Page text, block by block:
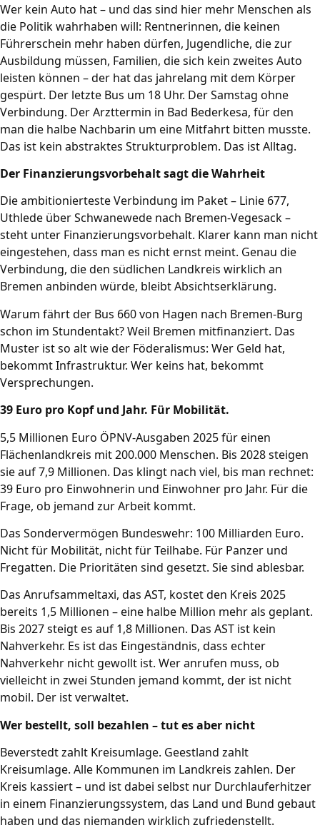
Wer kein Auto hat – und das sind hier mehr Menschen als
die Politik wahrhaben will: Rentnerinnen, die keinen
Führerschein mehr haben dürfen, Jugendliche, die zur
Ausbildung müssen, Familien, die sich kein zweites Auto
leisten können – der hat das jahrelang mit dem Körper
gespürt. Der letzte Bus um 18 Uhr. Der Samstag ohne
Verbindung. Der Arzttermin in Bad Bederkesa, für den
man die halbe Nachbarin um eine Mitfahrt bitten musste.
Das ist kein abstraktes Strukturproblem. Das ist Alltag.
Der Finanzierungsvorbehalt sagt die Wahrheit
Die ambitionierteste Verbindung im Paket – Linie 677,
Uthlede über Schwanewede nach Bremen-Vegesack –
steht unter Finanzierungsvorbehalt. Klarer kann man nicht
eingestehen, dass man es nicht ernst meint. Genau die
Verbindung, die den südlichen Landkreis wirklich an
Bremen anbinden würde, bleibt Absichtserklärung.
Warum fährt der Bus 660 von Hagen nach Bremen-Burg
schon im Stundentakt? Weil Bremen mitfinanziert. Das
Muster ist so alt wie der Föderalismus: Wer Geld hat,
bekommt Infrastruktur. Wer keins hat, bekommt
Versprechungen.
39 Euro pro Kopf und Jahr. Für Mobilität.
5,5 Millionen Euro ÖPNV-Ausgaben 2025 für einen
Flächenlandkreis mit 200.000 Menschen. Bis 2028 steigen
sie auf 7,9 Millionen. Das klingt nach viel, bis man rechnet:
39 Euro pro Einwohnerin und Einwohner pro Jahr. Für die
Frage, ob jemand zur Arbeit kommt.
Das Sondervermögen Bundeswehr: 100 Milliarden Euro.
Nicht für Mobilität, nicht für Teilhabe. Für Panzer und
Fregatten. Die Prioritäten sind gesetzt. Sie sind ablesbar.
Das Anrufsammeltaxi, das AST, kostet den Kreis 2025
bereits 1,5 Millionen – eine halbe Million mehr als geplant.
Bis 2027 steigt es auf 1,8 Millionen. Das AST ist kein
Nahverkehr. Es ist das Eingeständnis, dass echter
Nahverkehr nicht gewollt ist. Wer anrufen muss, ob
vielleicht in zwei Stunden jemand kommt, der ist nicht
mobil. Der ist verwaltet.
Wer bestellt, soll bezahlen – tut es aber nicht
Beverstedt zahlt Kreisumlage. Geestland zahlt
Kreisumlage. Alle Kommunen im Landkreis zahlen. Der
Kreis kassiert – und ist dabei selbst nur Durchlauferhitzer
in einem Finanzierungssystem, das Land und Bund gebaut
haben und das niemanden wirklich zufriedenstellt.